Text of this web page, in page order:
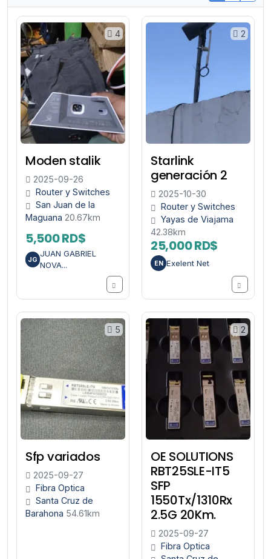
4
Moden stalik
2025-09-26
Router y Switches
San Juan de la
Maguana 20.67km
5,500 RD$
JG
JUAN GABRIEL
NOVA...
2
Starlink
generación 2
2025-10-30
Router y Switches
Yayas de Viajama
42.38km
25,000 RD$
EN Exelent Net
5
Sfp variados
2025-09-27
Fibra Optica
Santa Cruz de
Barahona 54.61km
2
OE SOLUTIONS
RBT25SLE-IT5
SFP
1550Tx/1310Rx
2.5G 20Km.
2025-09-27
Fibra Optica